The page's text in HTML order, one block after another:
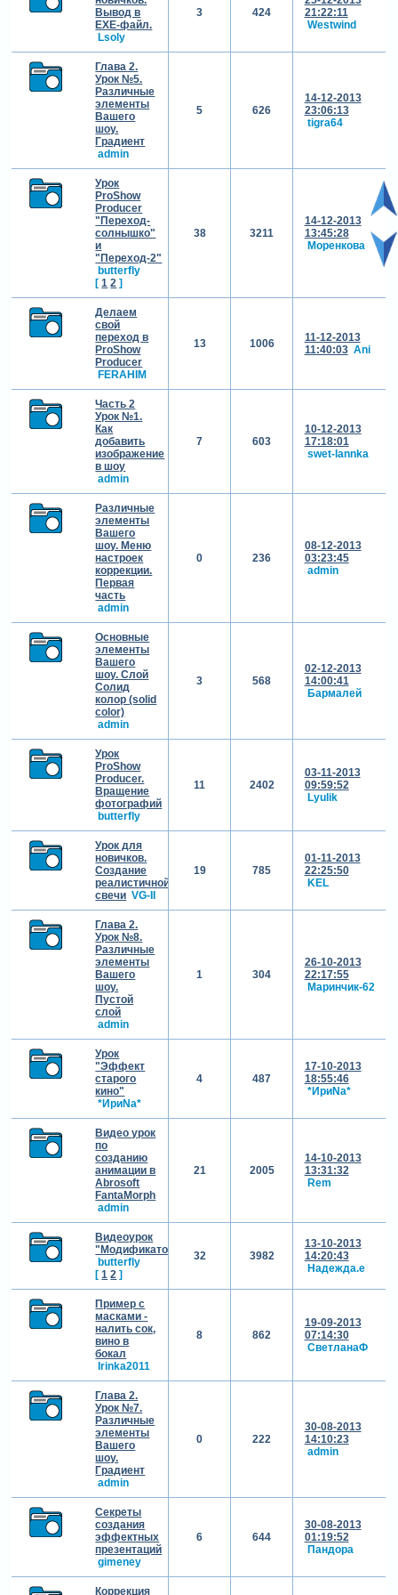
Вывод в
ЕХЕ-файл.
Lsoly
3 424
21:22:11
Westwind
Глава 2.
Урок №5.
Различные
элементы
Вашего
шоу.
Градиент
admin
5 626
14-12-2013
23:06:13
tigra64
Урок
ProShow
Producer
"Переход-
солнышко"
и
"Переход-2"
butterfly
[ 1 2 ]
38 3211
14-12-2013
13:45:28
Моренкова
Делаем
свой
переход в
ProShow
Producer
FERAHIM
13 1006
11-12-2013
11:40:03 Ani
Часть 2
Урок №1.
Как
добавить
изображение
в шоу
admin
7 603
10-12-2013
17:18:01
swet-lannka
Различные
элементы
Вашего
шоу. Меню
настроек
коррекции.
Первая
часть
admin
0 236
08-12-2013
03:23:45
admin
Основные
элементы
Вашего
шоу. Слой
Солид
колор (solid
color)
admin
3 568
02-12-2013
14:00:41
Бармалей
Урок
ProShow
Producer.
Вращение
фотографий
butterfly
11 2402
03-11-2013
09:59:52
Lyulik
Урок для
новичков.
Создание
реалистичной
свечи VG-II
19 785
01-11-2013
22:25:50
KEL
Глава 2.
Урок №8.
Различные
элементы
Вашего
шоу.
Пустой
слой
admin
1 304
26-10-2013
22:17:55
Маринчик-62
Урок
"Эффект
старого
кино"
*ИриNа*
4 487
17-10-2013
18:55:46
*ИриNа*
Видео урок
по
созданию
анимации в
Abrosoft
FantaMorph
admin
21 2005
14-10-2013
13:31:32
Rem
Видеоурок
"Модификатор"
butterfly
[ 1 2 ]
32 3982
13-10-2013
14:20:43
Надежда.е
Пример с
масками -
налить сок,
вино в
бокал
Irinka2011
8 862
19-09-2013
07:14:30
СветланаФ
Глава 2.
Урок №7.
Различные
элементы
Вашего
шоу.
Градиент
admin
0 222
30-08-2013
14:10:23
admin
Секреты
создания
эффектных
презентаций
gimeney
6 644
30-08-2013
01:19:52
Пандора
Коррекция